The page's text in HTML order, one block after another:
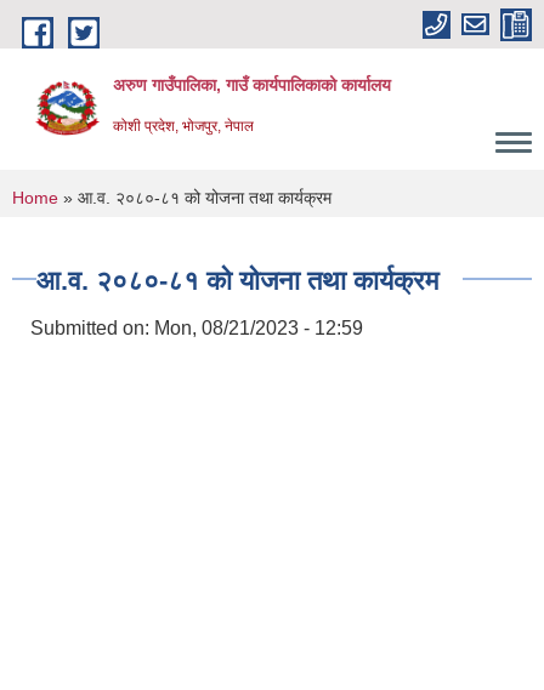
Skip to main content
अरुण गाउँपालिका, गाउँ कार्यपालिकाको कार्यालय
कोशी प्रदेश, भोजपुर, नेपाल
You are here
Home » आ.व. २०८०-८१ को योजना तथा कार्यक्रम
आ.व. २०८०-८१ को योजना तथा कार्यक्रम
Submitted on: Mon, 08/21/2023 - 12:59